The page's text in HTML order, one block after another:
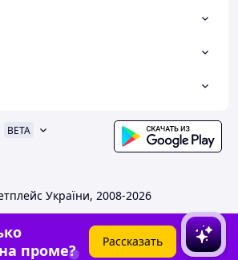
BETA
України, 2008-2026
проме?
Рассказать